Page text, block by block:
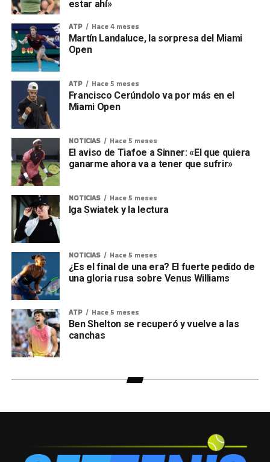
estar ahí»
ATP Hace 4 meses
Martín Landaluce, la sorpresa del Miami
Open
ATP Hace 5 meses
Francisco Cerúndolo va por más en el
Miami Open
NOTICIAS Hace 5 meses
El aviso de Tiafoe a Sinner: «El que quiera
ganarme ahora va a tener que sufrir»
NOTICIAS Hace 5 meses
Iga Swiatek y la lectura
NOTICIAS Hace 5 meses
¿Es el final de una era? El fuerte pedido de
una gloria rusa sobre Venus Williams
ATP Hace 5 meses
Ben Shelton se recuperó y vuelve a las
canchas